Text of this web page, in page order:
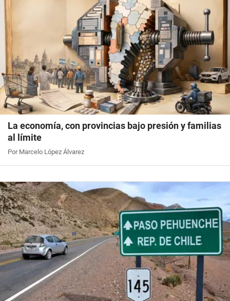
La economía, con provincias bajo presión y familias
al límite
Por Marcelo López Álvarez